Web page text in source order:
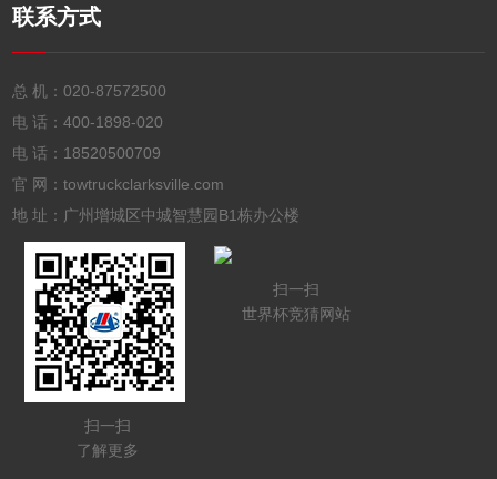
联系方式
总 机：020-87572500
电 话：400-1898-020
电 话： 18520500709
官 网：towtruckclarksville.com
地 址：广州增城区中城智慧园B1栋办公楼
扫一扫
了解更多
扫一扫
世界杯竞猜网站